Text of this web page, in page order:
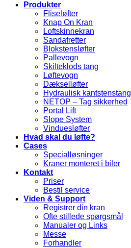
Produkter
Fliseløfter
Knap On Kran
Loftskinnekran
Sandafretter
Blokstensløfter
Pallevogn
Skilteklods tang
Løftevogn
Dækselløfter
Hydraulisk kantstenstang
NETOP – Tag sikkerhed
Portal Lift
Slope System
Vinduesløfter
Hvad skal du løfte?
Cases
Specialløsninger
Kraner monteret i biler
Kontakt
Priser
Bestil service
Viden & Support
Registrer din kran
Ofte stillede spørgsmål
Manualer og Links
Messe
Forhandler